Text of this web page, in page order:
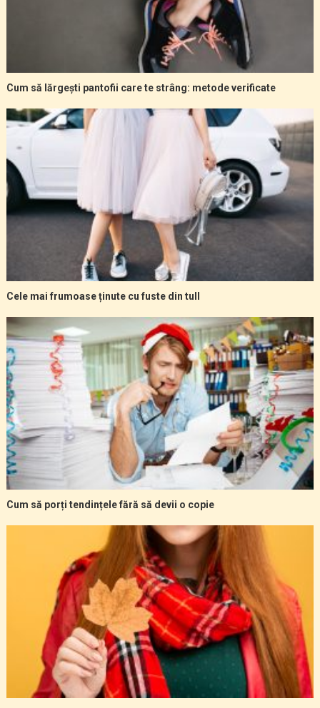
Cum să lărgești pantofii care te strâng: metode verificate
Cele mai frumoase ținute cu fuste din tull
Cum să porți tendințele fără să devii o copie